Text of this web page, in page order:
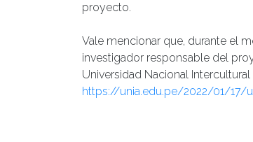
proyecto.
Vale mencionar que, durante el
investigador responsable del
Universidad Nacional
https://unia.edu.pe/2022/01/17/